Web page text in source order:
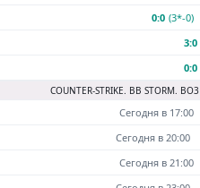
0:0 (3*-0)
3:0
0:0
COUNTER-STRIKE. BB STORM. BO3
Сегодня в 17:00
Сегодня в 20:00
Сегодня в 21:00